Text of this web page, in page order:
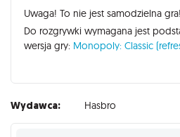
Uwaga! To nie jest samodzielna gra!
Do rozgrywki wymagana jest
wersja gry: Monopoly: Classic
Wydawca: Hasbro